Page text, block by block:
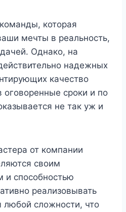
которая
мечты в реальность,
Однако, на
надежных
качество
оговоренные сроки и по
не так уж и
от компании
своим
и способностью
реализовывать
любой сложности, что